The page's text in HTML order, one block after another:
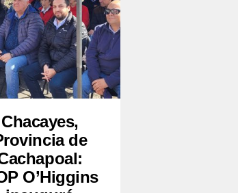
Chacayes,
de
O’Higgins